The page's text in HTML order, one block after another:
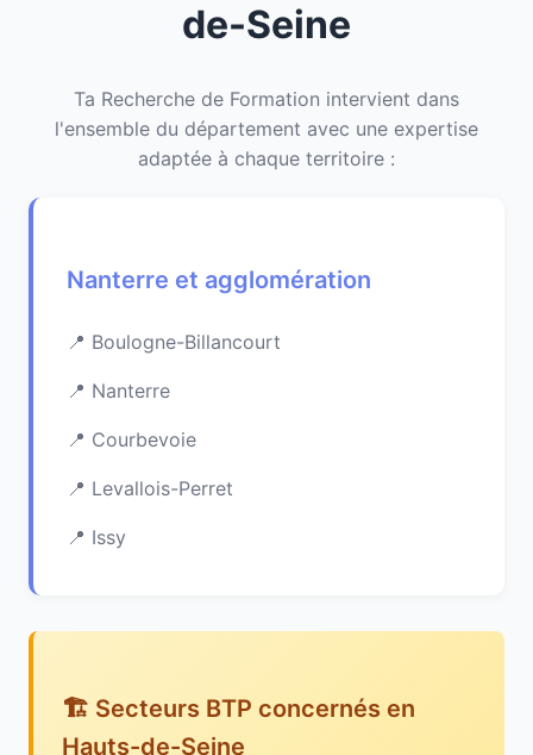
de-Seine
Ta Recherche de Formation intervient dans
l'ensemble du département avec une expertise
adaptée à chaque territoire :
Nanterre et agglomération
Boulogne-Billancourt
Nanterre
Courbevoie
Levallois-Perret
Issy
🏗️ Secteurs BTP concernés en
Hauts-de-Seine